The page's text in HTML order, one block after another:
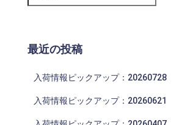
最近の投稿
入荷情報ピックアップ：20260728
入荷情報ピックアップ：20260621